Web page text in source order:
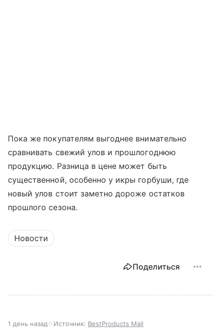
Пока же покупателям выгоднее внимательно
сравнивать свежий улов и прошлогоднюю
продукцию. Разница в цене может быть
существенной, особенно у икры горбуши, где
новый улов стоит заметно дороже остатков
прошлого сезона.
Новости
Поделиться
1 день назад Источник: BestProducts Mail